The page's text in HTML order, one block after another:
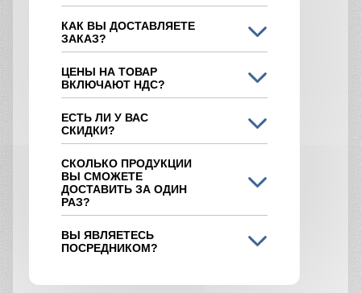
КАК ВЫ ДОСТАВЛЯЕТЕ
ЗАКАЗ?
ЦЕНЫ НА ТОВАР
ВКЛЮЧАЮТ НДС?
ЕСТЬ ЛИ У ВАС
СКИДКИ?
СКОЛЬКО ПРОДУКЦИИ
ВЫ СМОЖЕТЕ
ДОСТАВИТЬ ЗА ОДИН
РАЗ?
ВЫ ЯВЛЯЕТЕСЬ
ПОСРЕДНИКОМ?